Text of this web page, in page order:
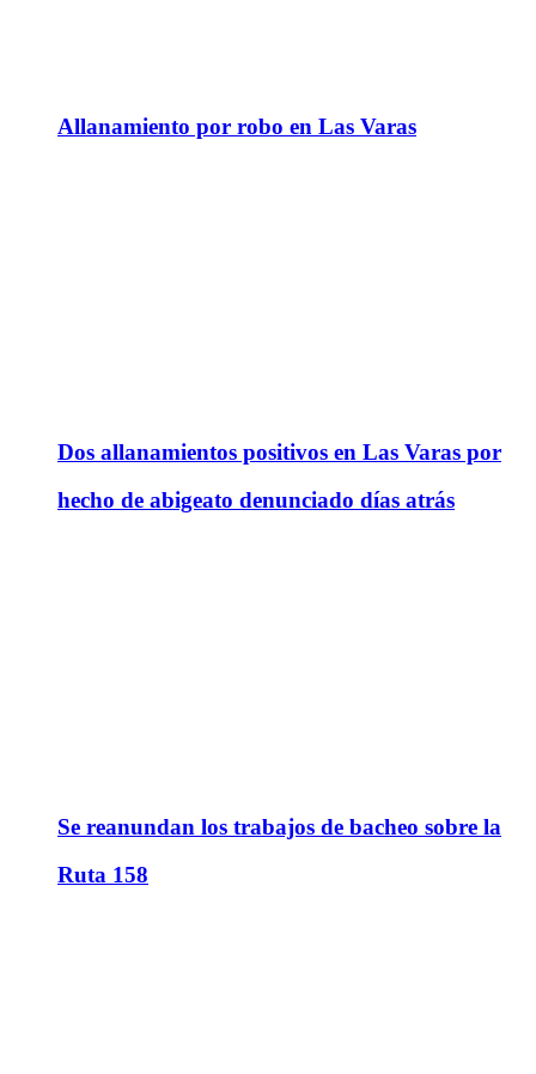
Allanamiento por robo en Las Varas
Dos allanamientos positivos en Las Varas por
hecho de abigeato denunciado días atrás
Se reanundan los trabajos de bacheo sobre la
Ruta 158